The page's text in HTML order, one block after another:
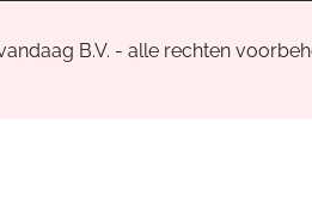
B.V. - alle rechten